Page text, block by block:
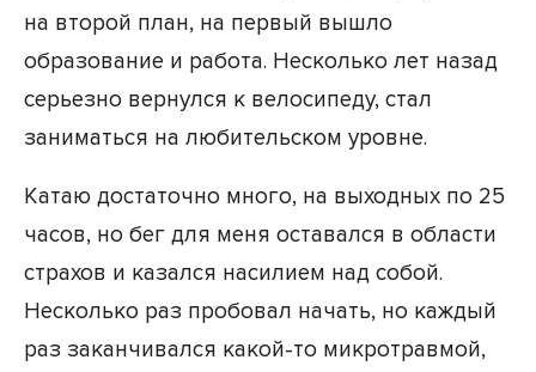
на второй план, на первый вышло
образование и работа. Несколько лет назад
серьезно вернулся к велосипеду, стал
заниматься на любительском уровне.
Катаю достаточно много, на выходных по 25
часов, но бег для меня оставался в области
страхов и казался насилием над собой.
Несколько раз пробовал начать, но каждый
раз заканчивался какой-то микротравмой,